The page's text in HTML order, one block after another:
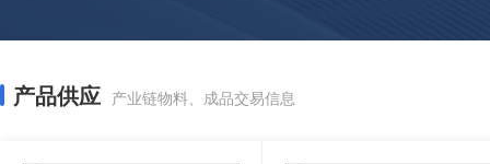
产品供应 产业链物料、成品交易信息